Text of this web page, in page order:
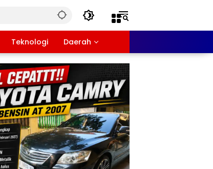
Teknologi Daerah